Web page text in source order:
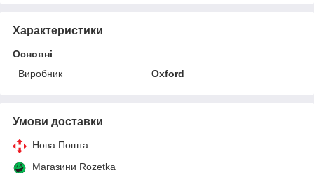
Характеристики
Основні
Виробник
Oxford
Умови доставки
Нова Пошта
Магазини Rozetka